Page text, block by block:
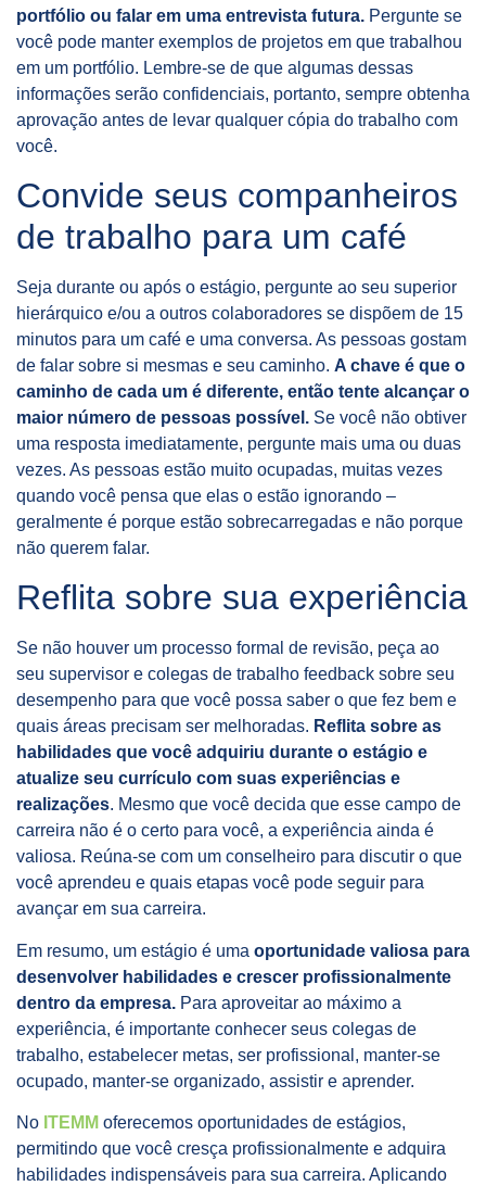
portfólio ou falar em uma entrevista futura. Pergunte se
você pode manter exemplos de projetos em que trabalhou
em um portfólio. Lembre-se de que algumas dessas
informações serão confidenciais, portanto, sempre obtenha
aprovação antes de levar qualquer cópia do trabalho com
você.
Convide seus companheiros
de trabalho para um café
Seja durante ou após o estágio, pergunte ao seu superior
hierárquico e/ou a outros colaboradores se dispõem de 15
minutos para um café e uma conversa. As pessoas gostam
de falar sobre si mesmas e seu caminho. A chave é que o
caminho de cada um é diferente, então tente alcançar o
maior número de pessoas possível. Se você não obtiver
uma resposta imediatamente, pergunte mais uma ou duas
vezes. As pessoas estão muito ocupadas, muitas vezes
quando você pensa que elas o estão ignorando –
geralmente é porque estão sobrecarregadas e não porque
não querem falar.
Reflita sobre sua experiência
Se não houver um processo formal de revisão, peça ao
seu supervisor e colegas de trabalho feedback sobre seu
desempenho para que você possa saber o que fez bem e
quais áreas precisam ser melhoradas. Reflita sobre as
habilidades que você adquiriu durante o estágio e
atualize seu currículo com suas experiências e
realizações. Mesmo que você decida que esse campo de
carreira não é o certo para você, a experiência ainda é
valiosa. Reúna-se com um conselheiro para discutir o que
você aprendeu e quais etapas você pode seguir para
avançar em sua carreira.
Em resumo, um estágio é uma oportunidade valiosa para
desenvolver habilidades e crescer profissionalmente
dentro da empresa. Para aproveitar ao máximo a
experiência, é importante conhecer seus colegas de
trabalho, estabelecer metas, ser profissional, manter-se
ocupado, manter-se organizado, assistir e aprender.
No ITEMM oferecemos oportunidades de estágios,
permitindo que você cresça profissionalmente e adquira
habilidades indispensáveis para sua carreira. Aplicando